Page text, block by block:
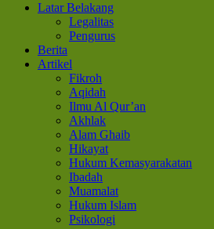
Bumi Al-Quran
Sinergi Untuk Kebahagiaan Dunia-Akhirat
Latar Belakang
Legalitas
Pengurus
Berita
Artikel
Fikroh
Aqidah
Ilmu Al Qur’an
Akhlak
Alam Ghaib
Hikayat
Hukum Kemasyarakatan
Ibadah
Muamalat
Hukum Islam
Psikologi